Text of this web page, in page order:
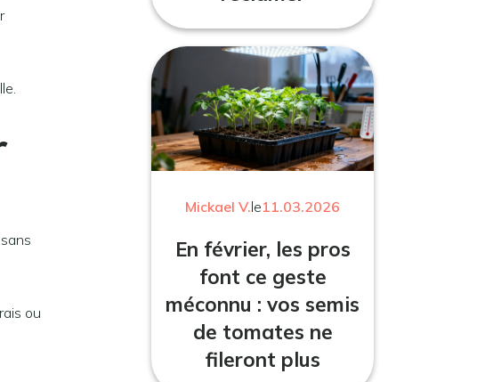
ou
Mickael V.le11.03.2026
En février, les pros
font ce geste
méconnu : vos semis
de tomates ne
fileront plus